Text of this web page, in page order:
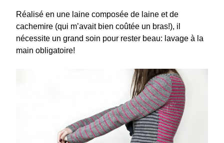
Réalisé en une laine composée de laine et de
cachemire (qui m’avait bien coûtée un bras!), il
nécessite un grand soin pour rester beau: lavage à la
main obligatoire!